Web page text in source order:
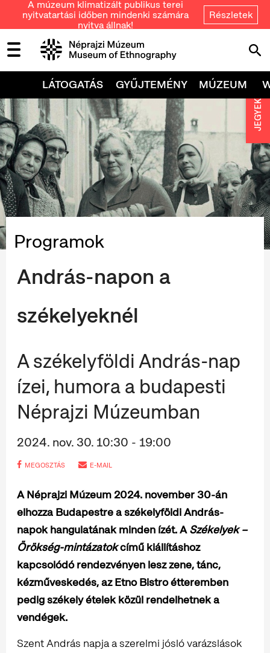
A múzeum klimatizált publikus terei
nyitvatartási időben mindenki számára
nyitva állnak!
Részletek
LÁTOGATÁS GYŰJTEMÉNY MÚZEUM
Programok
András-napon a
székelyeknél
A székelyföldi András-nap
ízei, humora a budapesti
Néprajzi Múzeumban
2024. nov. 30. 10:30 - 19:00
MEGOSZTÁS E-MAIL
A Néprajzi Múzeum 2024. november 30-án
elhozza Budapestre a székelyföldi András-
napok hangulatának minden ízét. ASzékelyek –
Örökség-mintázatokcímű kiállításhoz
kapcsolódó rendezvényen lesz zene, tánc,
kézműveskedés, az Etno Bistro étteremben
pedig székely ételek közül rendelhetnek a
vendégek.
Szent András napja a szerelmi jósló varázslások
JEGYEK